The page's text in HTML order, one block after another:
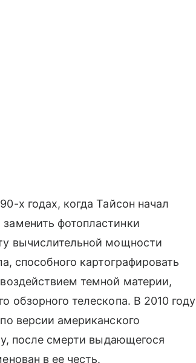
х годах, когда Тайсон начал
фотопластинки
вычислительной мощности
способного картографировать
темной материи,
обзорного телескопа. В 2010 году
версии американского
после смерти выдающегося
в ее честь.